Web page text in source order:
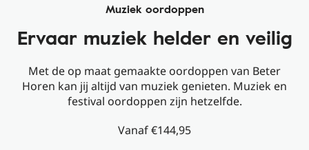
Muziek oordoppen
Ervaar muziek helder en veilig
Met de op maat gemaakte oordoppen van Beter
Horen kan jij altijd van muziek genieten. Muziek en
festival oordoppen zijn hetzelfde.
Vanaf €144,95